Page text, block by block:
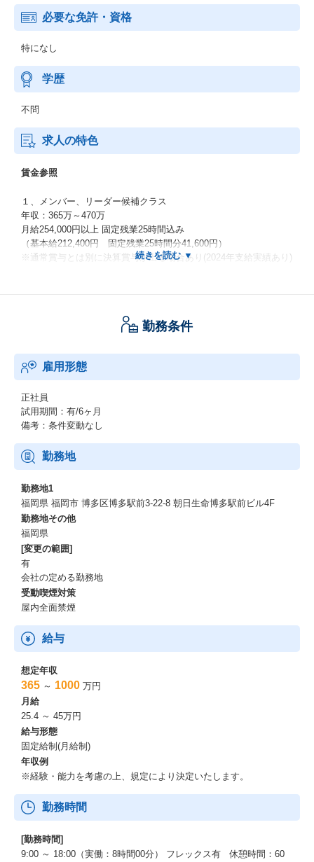
必要な免許・資格
特になし
学歴
不問
求人の特色
賃金参照
１、メンバー、リーダー候補クラス
年収：365万～470万
月給254,000円以上 固定残業25時間込み
（基本給212,400円 固定残業25時間分41,600円）
※通常賞与とは別に決算賞与が出る場合あり(2024年支給実績あり)
月給331,000円以上 固定残業25時間込み
（基本給276,900円 固定残業25時間分54,100円）
3、マネージャークラス
年収：720万～900万
月給450,000円以上（基本給450,000円）
※通常賞与とは別に決算賞与が出る場合あり(2024年支給実績あり)
※時間外労働25時間を超えた分は、翌月に支払。
※管理監督者となった場合残業代は発生しません。
勤務条件
雇用形態
正社員
試用期間：有/6ヶ月
備考：条件変動なし
勤務地
勤務地1
福岡県 福岡市 博多区博多駅前3-22-8 朝日生命博多駅前ビル4F
勤務地その他
福岡県
[変更の範囲]
有
会社の定める勤務地
受動喫煙対策
屋内全面禁煙
給与
想定年収
365 ～ 1000 万円
月給
25.4 ～ 45万円
給与形態
固定給制(月給制)
年収例
※経験・能力を考慮の上、規定により決定いたします。
勤務時間
[勤務時間]
9:00 ～ 18:00（実働：8時間00分） フレックス有 休憩時間：60